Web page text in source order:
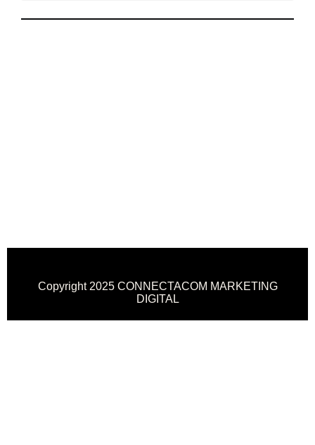
Copyright 2025 CONNECTACOM MARKETING
DIGITAL